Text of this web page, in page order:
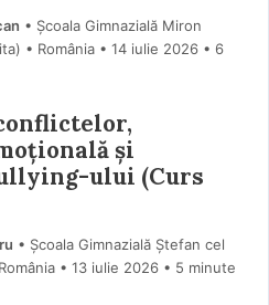
• Școala Gimnazială Miron
• România
14 iulie 2026 • 6
și
ului (Curs
• Școala Gimnazială Ștefan cel
13 iulie 2026 • 5 minute